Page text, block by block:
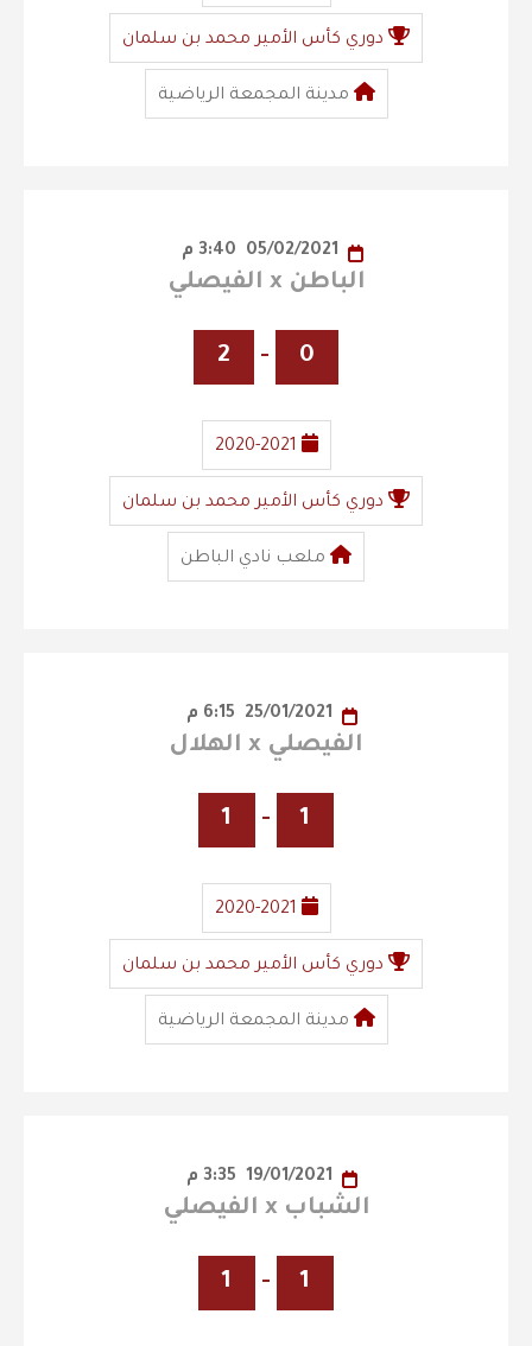
دوري كأس الأمير محمد بن سلمان
مدينة المجمعة الرياضية
الباطن x الفيصلي
0
-
2
2020-2021
دوري كأس الأمير محمد بن سلمان
ملعب نادي الباطن
الفيصلي x الهلال
1
-
1
2020-2021
دوري كأس الأمير محمد بن سلمان
مدينة المجمعة الرياضية
الشباب x الفيصلي
1
-
1